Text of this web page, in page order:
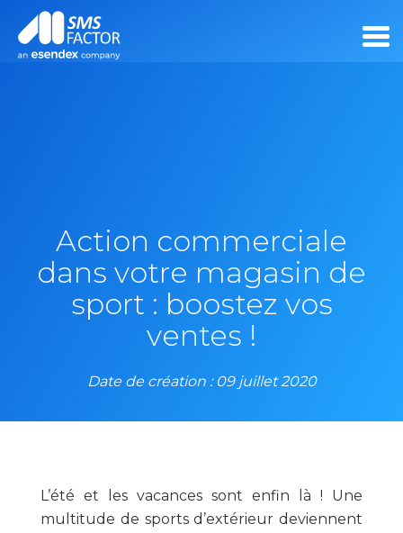
Action commerciale
dans votre magasin de
sport : boostez vos
ventes !
Date de création : 09 juillet 2020
L’été et les vacances sont enfin là ! Une
multitude de sports d’extérieur deviennent